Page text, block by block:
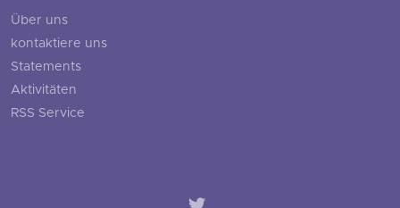
Über uns
kontaktiere uns
Statements
Aktivitäten
RSS Service